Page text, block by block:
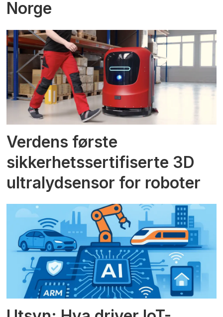
Norge
Verdens første
sikkerhetssertifiserte 3D
ultralydsensor for roboter